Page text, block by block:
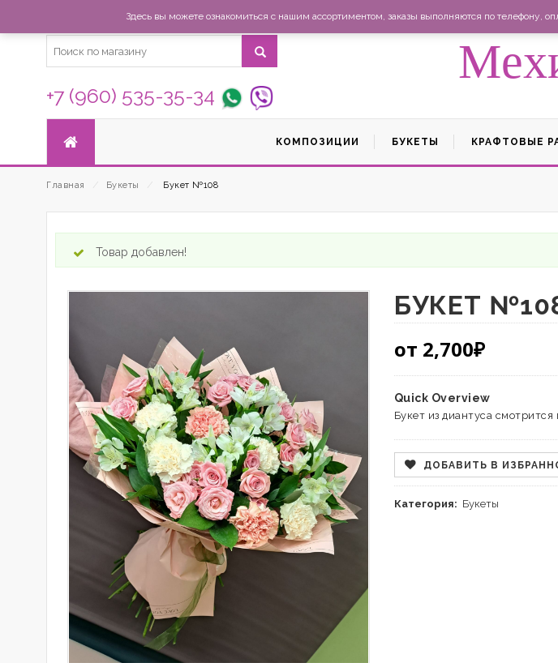
+7 (960) 535-35-34
КОМПОЗИЦИИ БУКЕТЫ КРАФТОВЫЕ
Главная Букеты Букет №108
Товар добавлен!
БУКЕТ
от 2,700₽
Quick Overview
Букет из диантуса смотрится
ДОБАВИТЬ В
Категория: Букеты
Здесь вы можете ознакомиться с нашим ассортиментом, заказы выполняются по телефону,